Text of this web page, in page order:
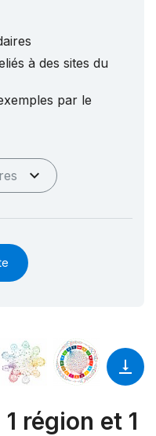
à des sites du
par le
région et 1